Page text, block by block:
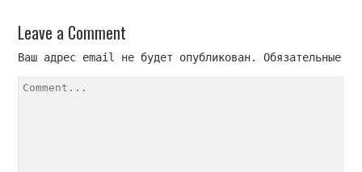
Leave a Comment
Ваш адрес email не будет опубликован. Обязательные